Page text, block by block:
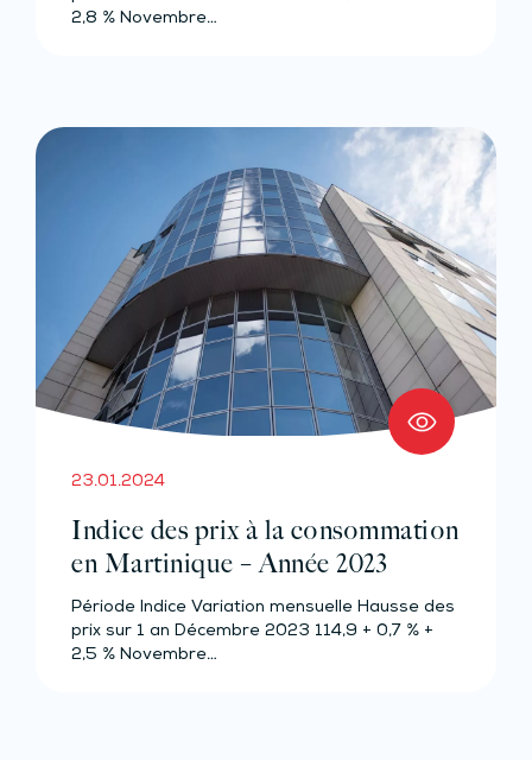
2,8 % Novembre…
23.01.2024
Indice des prix à la consommation
en Martinique – Année 2023
Période Indice Variation mensuelle Hausse des
prix sur 1 an Décembre 2023 114,9 + 0,7 % +
2,5 % Novembre…